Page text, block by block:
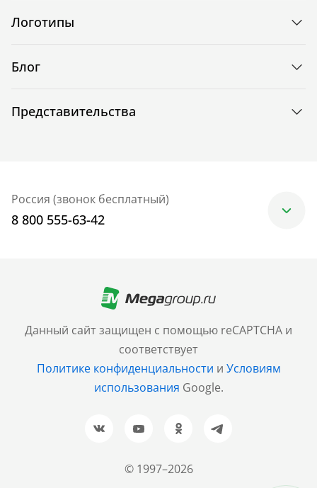
© 1997–2026
Данный сайт защищен с помощью reCAPTCHA и
соответствует
Политике конфиденциальности и Условиям
использования Google.
Логотипы
Блог
Представительства
Россия (звонок бесплатный)
8 800 555-63-42
+7 (499) 705-30-10
Санкт-Петербург
+7 (812) 600-77-33
Барнаул
+7 (961) 999-93-93
Новосибирск